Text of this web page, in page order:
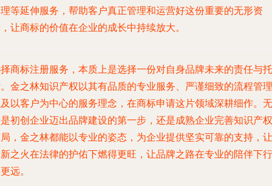
等延伸服务，帮助客户真正管理和运营好这份重要的无形资
让商标的价值在企业的成长中持续放大。
商标注册服务，本质上是选择一份对自身品牌未来的责任与托
金之林知识产权以其有品质的专业服务、严谨细致的流程管理
以客户为中心的服务理念，在商标申请这片领域深耕细作。无
初创企业迈出品牌建设的第一步，还是成熟企业完善知识产权
，金之林都能以专业的姿态，为企业提供坚实可靠的支持，让
之火在法律的护佑下燃得更旺，让品牌之路在专业的陪伴下行
远。